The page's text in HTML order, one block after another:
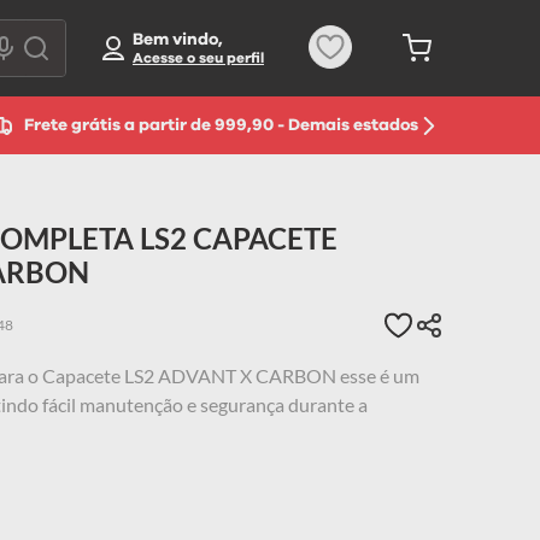
Bem vindo,
Frete grátis a partir de 999,90 - Demais estados
LS2 CAPACETE
o Capacete LS2 ADVANT X CARBON esse é um
fácil manutenção e segurança durante a